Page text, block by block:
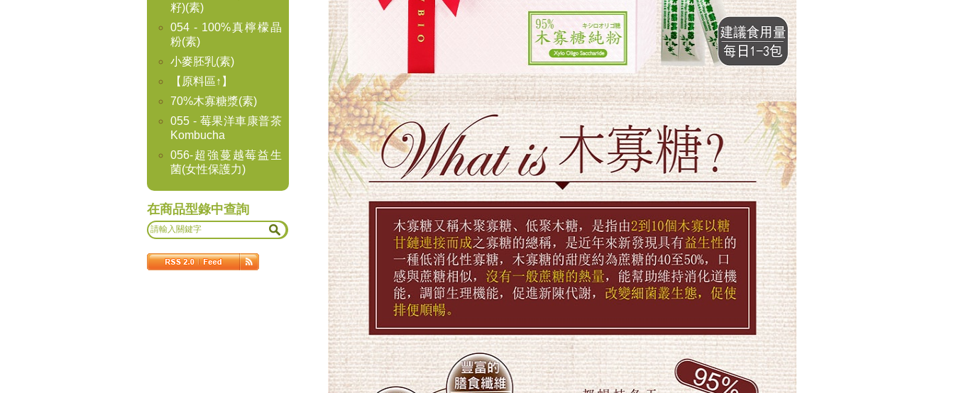
籽)(素)
054 - 100%真檸檬晶
粉(素)
小麥胚乳(素)
【原料區↑】
70%木寡糖漿(素)
055 - 莓果洋車康普茶
Kombucha
056-超強蔓越莓益生
菌(女性保護力)
在商品型錄中查詢